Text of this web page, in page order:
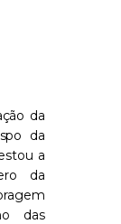
da
da
a
da
das